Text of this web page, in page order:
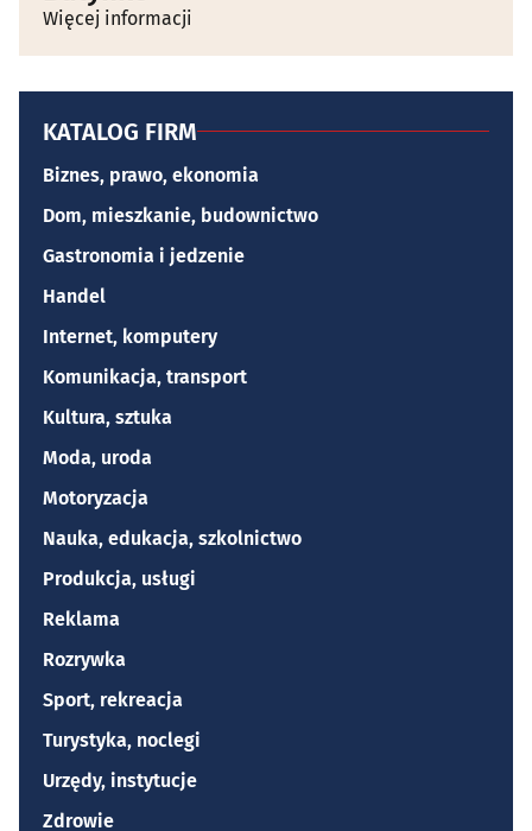
Więcej informacji
KATALOG FIRM
Biznes, prawo, ekonomia
Dom, mieszkanie, budownictwo
Gastronomia i jedzenie
Handel
Internet, komputery
Komunikacja, transport
Kultura, sztuka
Moda, uroda
Motoryzacja
Nauka, edukacja, szkolnictwo
Produkcja, usługi
Reklama
Rozrywka
Sport, rekreacja
Turystyka, noclegi
Urzędy, instytucje
Zdrowie